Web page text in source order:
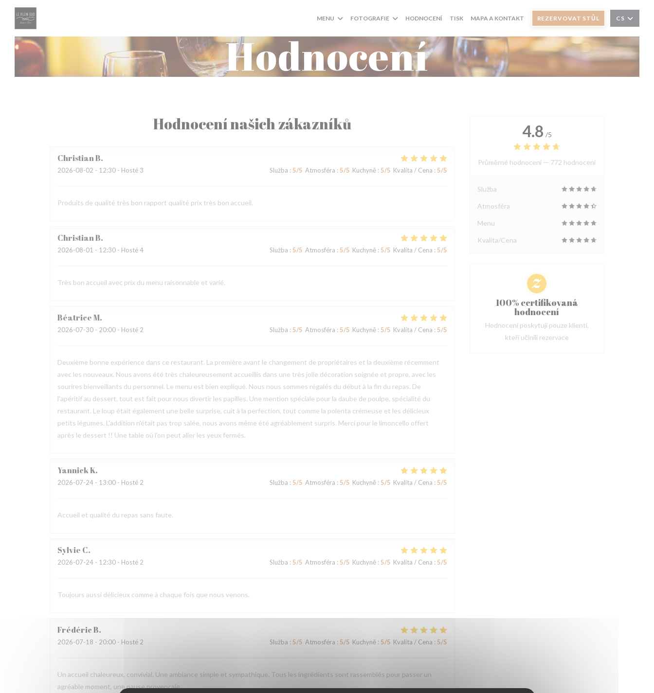
Panel pro správu cookies
MENU FOTOGRAFIE HODNOCENÍ TISK MAPA A KONTAKT REZERVOVAT STŮL CS
Hodnocení
Hodnocení našich zákazníků
ChristianB
2026-08-02 - 12:30 - Hosté 3 Služba : 5/5 Atmosféra : 5/5 Kuchyně: 5/5 Kvalita / Cena : 5/5
Produits de qualité très bon rapport qualité prix très bon accueil.
ChristianB
2026-08-01 - 12:30 - Hosté 4 Služba : 5/5 Atmosféra : 5/5 Kuchyně: 5/5 Kvalita / Cena : 5/5
Très bon accueil avec prix du menu raisonnable et varié.
BéatriceM
2026-07-30 - 20:00 - Hosté 2 Služba : 5/5 Atmosféra : 5/5 Kuchyně: 5/5 Kvalita / Cena : 5/5
Deuxième bonne expérience dans ce restaurant. La première avant le changement de propriétaires et la deuxième récemment
avec les nouveaux. Nous avons été très chaleureusement accueillis dans une très jolie décoration soignée et propre, avec les
sourires bienveillants du personnel. Le menu est bien expliqué. Nous nous sommes régalés du début à la fin du repas. De
l'apéritif au dessert, tout est fait pour nous divertir les papilles. Une mention spéciale pour la daube de poulpe, spécialité du
restaurant. Le loup était également une belle surprise, cuit à la perfection, tout comme la polenta crémeuse et les délicieux
petits légumes. L'addition n'était pas trop salée, nous avons même été agréablement surpris. Merci pour le limoncello offert
après le dessert !! Une table où l'on peut aller les yeux fermés.
YannickK
2026-07-24 - 13:00 - Hosté 2 Služba : 5/5 Atmosféra : 5/5 Kuchyně: 5/5 Kvalita / Cena : 5/5
Accueil et qualité du repas sans faute.
Sylvie C
2026-07-24 - 12:30 - Hosté 2 Služba : 5/5 Atmosféra : 5/5 Kuchyně: 5/5 Kvalita / Cena : 5/5
Toujours aussi délicieux comme à chaque fois que nous venons.
FrédéricB
2026-07-18 - 20:00 - Hosté 2 Služba : 5/5 Atmosféra : 5/5 Kuchyně: 5/5 Kvalita / Cena : 5/5
Un accueil chaleureux, convivial. Une ambiance simple et sympathique. Tous les ingrédients sont rassemblés pour passer un
agréable moment, une pause provençale.
4.8 /5
Průměrné hodnocení — 772 hodnoceni
Služba
Atmosféra
Menu
Kvalita/Cena
100% certifikovaná
hodnocení
Hodnocení poskytují pouze klienti,
kteří učinili rezervace